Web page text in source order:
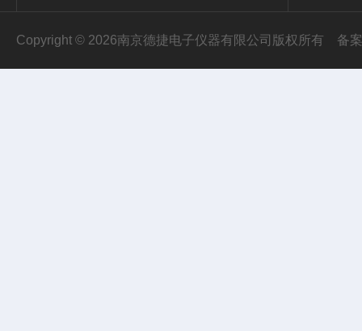
Copyright © 2026南京德捷电子仪器有限公司版权所有 备